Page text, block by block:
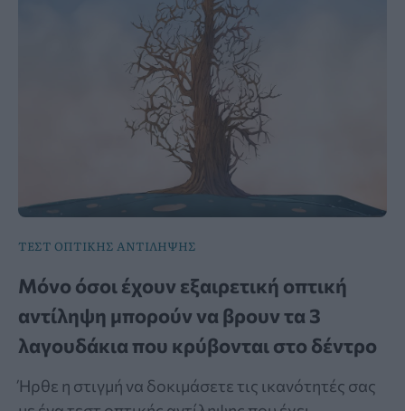
ΤΕΣΤ ΟΠΤΙΚΗΣ ΑΝΤΙΛΗΨΗΣ
Μόνο όσοι έχουν εξαιρετική οπτική
αντίληψη μπορούν να βρουν τα 3
λαγουδάκια που κρύβονται στο δέντρο
Ήρθε η στιγμή να δοκιμάσετε τις ικανότητές σας